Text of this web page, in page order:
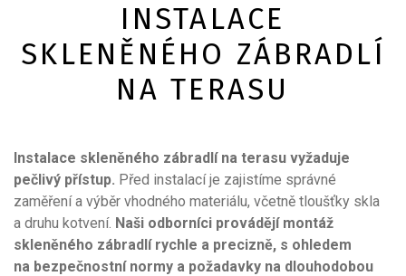
INSTALACE
SKLENĚNÉHO ZÁBRADLÍ
NA TERASU
Instalace skleněného zábradlí na terasu vyžaduje
pečlivý přístup. Před instalací je zajistíme správné
zaměření a výběr vhodného materiálu, včetně tloušťky skla
a druhu kotvení. Naši odborníci provádějí montáž
skleněného zábradlí rychle a precizně, s ohledem
na bezpečnostní normy a požadavky na dlouhodobou